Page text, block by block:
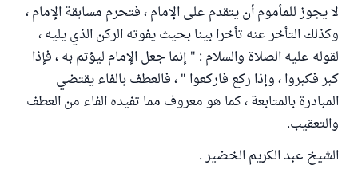
لا يجوز للمأموم أن يتقدم على الإمام ، فتحرم مسابقة الإمام ،
وكذلك التأخر عنه تأخرا بينا بحيث يفوته الركن الذي يليه ،
لقوله عليه الصلاة والسلام : " إنما جعل الإمام ليؤتم به ، فإذا
كبر فكبروا ، وإذا ركع فاركعوا " ، فالعطف بالفاء يقتضي
المبادرة بالمتابعة ، كما هو معروف مما تفيده الفاء من العطف
والتعقيب.
الشيخ عبد الكريم الخضير .